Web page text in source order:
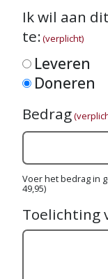
Ik wil aan
te:(verplicht)
Leveren
Doneren
Bedrag
Voer het bedrag in
49,95)
Toelichting